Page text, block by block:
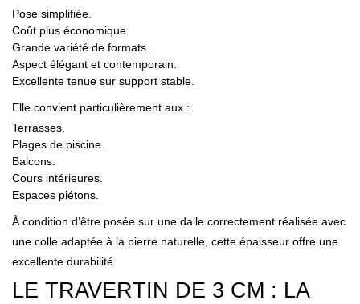
Pose simplifiée.
Coût plus économique.
Grande variété de formats.
Aspect élégant et contemporain.
Excellente tenue sur support stable.
Elle convient particulièrement aux :
Terrasses.
Plages de piscine.
Balcons.
Cours intérieures.
Espaces piétons.
À condition d’être posée sur une dalle correctement réalisée avec
une colle adaptée à la pierre naturelle, cette épaisseur offre une
excellente durabilité.
LE TRAVERTIN DE 3 CM : LA